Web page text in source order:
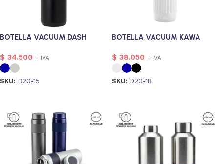
2
4
BOTELLA VACUUM DASH
$ 34.500 + IVA
SKU: D20-15
BOTELLA VACUUM KAWA
$ 38.050 + IVA
SKU: D20-18